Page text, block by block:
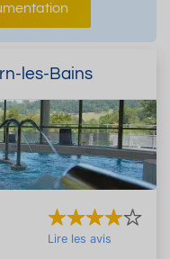
les-Bains
Lire les avis